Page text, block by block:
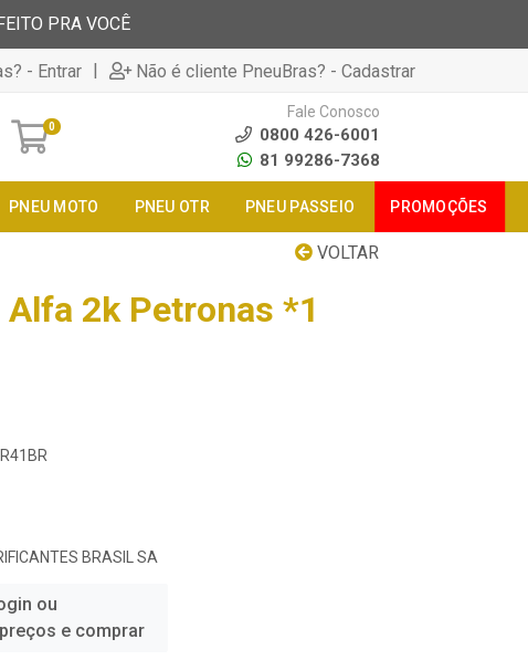
PRA VOCÊ
- Entrar | Não é cliente PneuBras? - Cadastrar
0
Fale Conosco
0800 426-6001
81 99286-7368
PNEU MOTO PNEU OTR PNEU PASSEIO PROMOÇÕES
VOLTAR
Alfa 2k Petronas *1
BRASIL SA
ou
e comprar